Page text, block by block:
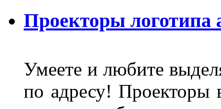
Проекторы логотипа
Умеете и любите
по адресу! Проекторы